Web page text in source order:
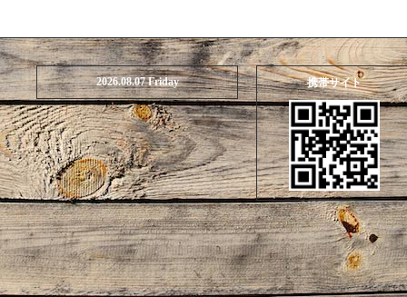
2026.08.07 Friday 携帯サイト